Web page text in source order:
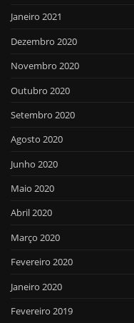
Janeiro 2021
Dezembro 2020
Novembro 2020
Outubro 2020
Setembro 2020
Agosto 2020
Junho 2020
Maio 2020
Abril 2020
Março 2020
Fevereiro 2020
Janeiro 2020
Fevereiro 2019